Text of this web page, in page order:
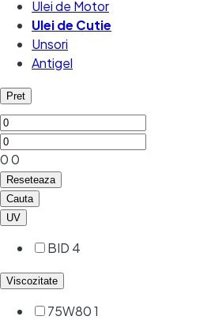
Ulei de Motor
Ulei de Cutie
Unsori
Antigel
Pret
00
Reseteaza
Cauta
UV
BID 4
Viscozitate
75W801